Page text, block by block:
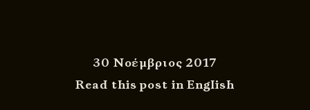
30 Νοέμβριος 2017
Read this post in English